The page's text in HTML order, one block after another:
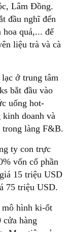
Lâm Đồng.
đầu nghĩ đến
hoa quả,... để
liệu trà và cà
ở trung tâm
bắt đầu vào
uống hot-
kinh doanh và
trong làng F&B.
ty con trực
vốn cổ phần
15 triệu USD
75 triệu USD.
mô hình ki-ốt
cửa hàng